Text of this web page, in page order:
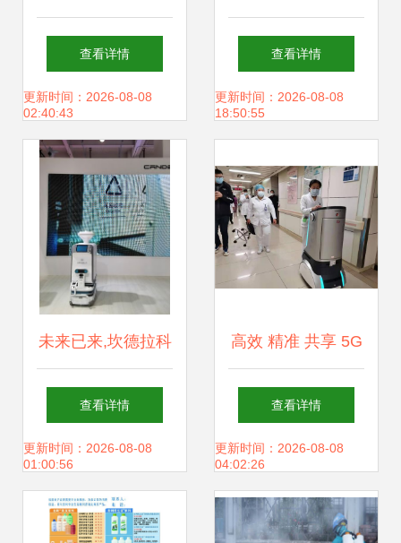
式政务服务打造安
全高效的政务服务
环境
查看详情
更新时间：2026-08-08
02:40:43
毒产品行业公益课
堂的通知——产品
查看详情
更新时间：2026-08-08
18:50:55
未来已来,坎德拉科
技分体式设计点燃
2021世界机器人大
会
查看详情
更新时间：2026-08-08
01:00:56
高效 精准 共享 5G
将加速推动医疗健
康服务普惠与消毒
服务升级
查看详情
更新时间：2026-08-08
04:02:26